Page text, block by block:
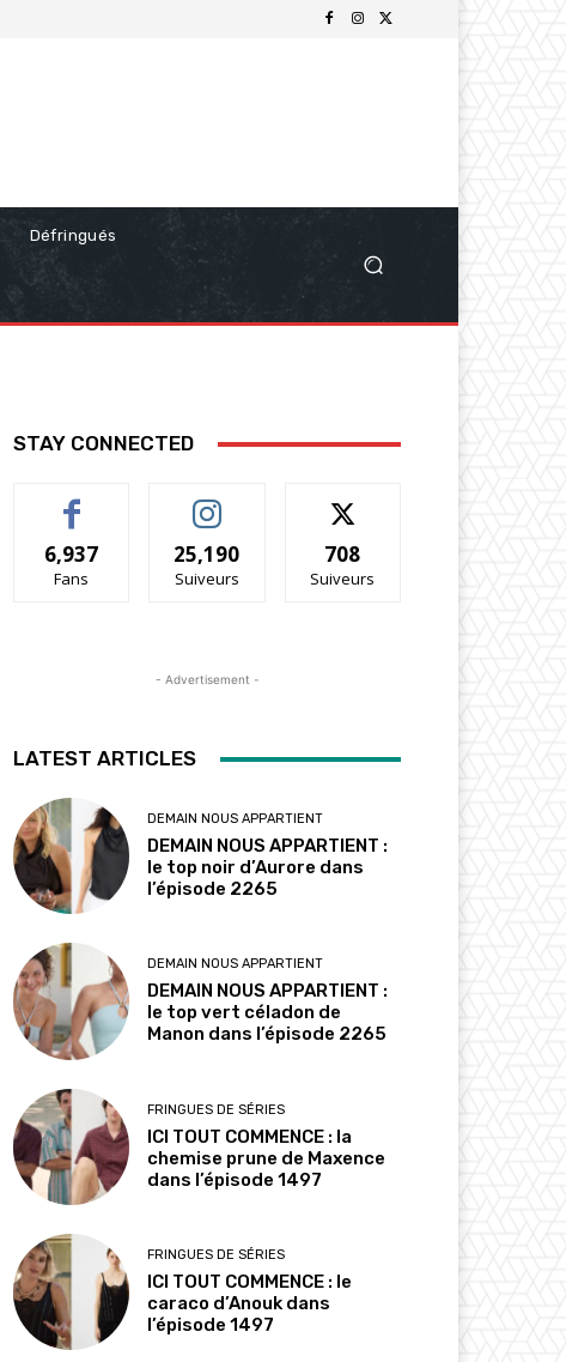
Défringués
STAY CONNECTED
6,937
Fans
25,190
Suiveurs
708
Suiveurs
- Advertisement -
LATEST ARTICLES
DEMAIN NOUS APPARTIENT
DEMAIN NOUS APPARTIENT :
le top noir d’Aurore dans
l’épisode 2265
DEMAIN NOUS APPARTIENT
DEMAIN NOUS APPARTIENT :
le top vert céladon de
Manon dans l’épisode 2265
FRINGUES DE SÉRIES
ICI TOUT COMMENCE : la
chemise prune de Maxence
dans l’épisode 1497
FRINGUES DE SÉRIES
ICI TOUT COMMENCE : le
caraco d’Anouk dans
l’épisode 1497